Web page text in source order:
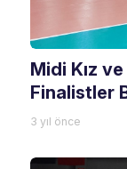
Midi Kız
Finalistler
3 yıl önce